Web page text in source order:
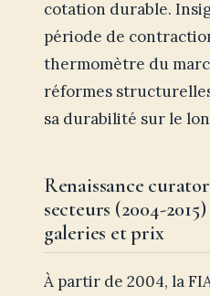
cotation durable.
période de
thermomètre du
réformes
sa durabilité sur le
Renaissance
secteurs (2004-
galeries et prix
À partir de 2004, la